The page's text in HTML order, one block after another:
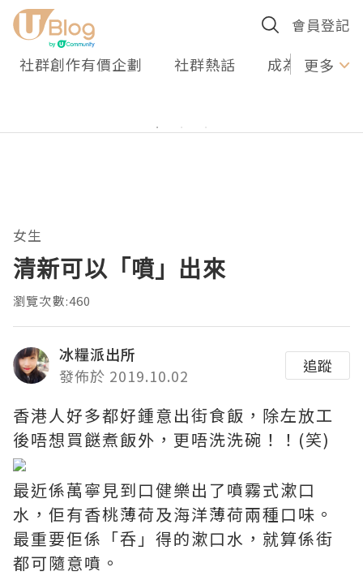
會員登記
社群創作有價企劃 社群熱話 成為U更多
女生
清新可以「噴」出來
瀏覽次數:460
冰糧派出所
發佈於 2019.10.02
追蹤
香港人好多都好鍾意出街食飯，除左放工
後唔想買餸煮飯外，更唔洗洗碗！！(笑)
最近係萬寧見到口健樂出了噴霧式漱口
水，佢有香桃薄荷及海洋薄荷兩種口味。
最重要佢係「呑」得的漱口水，就算係街
都可隨意噴。